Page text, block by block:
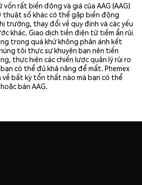
rất biến động và giá của AAG (AAG)
thuật số khác có thể gặp biến động
trường, thay đổi về quy định và các yếu
khác. Giao dịch tiền điện tử tiềm ẩn rủi
trong quá khứ không phản ánh kết
tôi thực sự khuyên bạn nên tiến
thực hiện các chiến lược quản lý rủi ro
có thể đủ khả năng để mất. Phemex
về bất kỳ tổn thất nào mà bạn có thể
bán AAG.